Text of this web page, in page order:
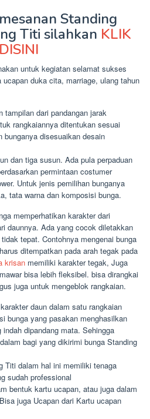
Standing
Titi silahkan KLIK
DISINI
untuk kegiatan selamat sukses
duka cita, marriage, ulang tahun
tampilan dari pandangan jarak
rangkaiannya ditentukan sesuai
bunganya disesuaikan desain
dan tiga susun. Ada pula perpaduan
permintaan costumer
Untuk jenis pemilihan bunganya
tata warna dan komposisi bunga.
memperhatikan karakter dari
daunnya. Ada yang cocok diletakkan
tepat. Contohnya mengenai bunga
ditempatkan pada arah tegak pada
krisan memiliki karakter tegak, Juga
bisa lebih fleksibel. bisa dirangkai
juga untuk mengeblok rangkaian.
daun dalam satu rangkaian
bunga yang pasakan menghasilkan
dipandang mata. Sehingga
bagi yang dikirimi bunga Standing
Titi dalam hal ini memiliki tenaga
sudah professional
bentuk kartu ucapan, atau juga dalam
juga Ucapan dari Kartu ucapan